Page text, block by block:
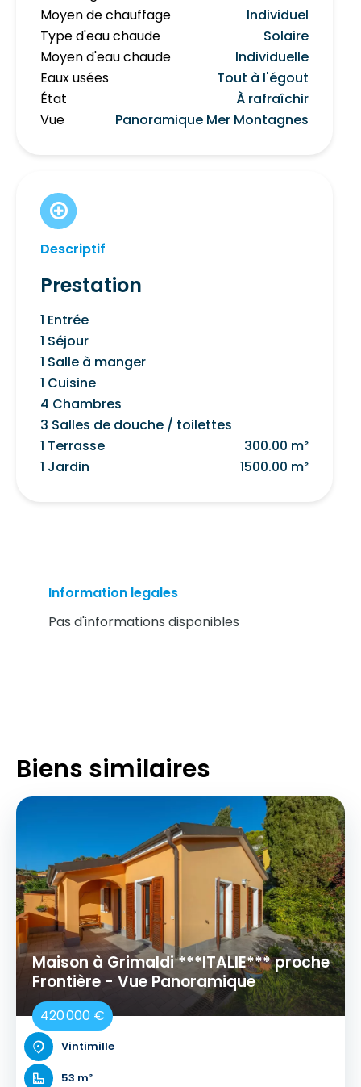
Moyen de chauffage
Individuel
Type d'eau chaude
Solaire
Moyen d'eau chaude
Individuelle
Eaux usées
Tout à l'égout
État
À rafraîchir
Vue
Panoramique Mer Montagnes
Descriptif
Prestation
1 Entrée
1 Séjour
1 Salle à manger
1 Cuisine
4 Chambres
3 Salles de douche / toilettes
1 Terrasse
300.00 m²
1 Jardin
1500.00 m²
Information legales
Pas d'informations disponibles
Biens similaires
Maison à Grimaldi ***ITALIE*** proche
Frontière - Vue Panoramique
420 000 €
Vintimille
53 m²